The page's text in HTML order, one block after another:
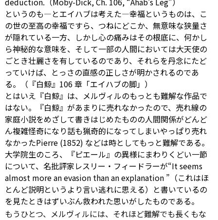
というのも―とエイハブは考えた―幸福というものは、こ
の世の至高の幸福ですら、つねにどこか、無意味な狭量さ
が隠れている一方、しかし心の痛みはその根底に、何かし
ら神秘的な意味を、そして一部の人間においては大天使の
ごとき壮麗さを有しているのであり、それらを丹念にたど
っていけば、とっさの直感の正しさが明かされるのであ
る。（『白鯨』106 章「エイハブの脚」）
とはいえ『白鯨』は、メルヴィルのもっとも難解な作品で
はない。『白鯨』があまりに売れなかったので、売れ線の
家庭小説をめざして書きはじめたものの人間関係がどんど
ん複雑怪奇になり話も猟奇的になってしまいやっぱり売れ
なかったPierre (1852) などは時としてもっと難解である。
大学院生のころ、『ピエール』の異様にまわりくどい一節
について、名批評家レスリー・フィードラーが“It seems
almost more an evasion than anexplanation ”（これはほ
とんど説明というより言い逃れに思える）と書いているの
を見たときはずいぶん救われた思いがしたものである。
もうひとつ、メルヴィルには、それほど難解でも長くもな